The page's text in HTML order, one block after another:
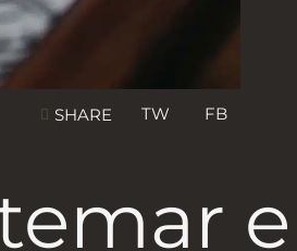
SHARE TW FB